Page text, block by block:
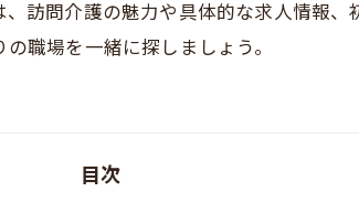
訪問介護の魅力や具体的な求人情報、
職場を一緒に探しましょう。
目次